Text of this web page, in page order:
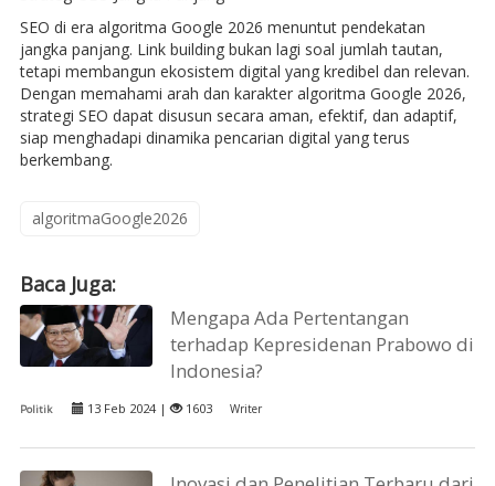
SEO di era algoritma Google 2026 menuntut pendekatan
jangka panjang. Link building bukan lagi soal jumlah tautan,
tetapi membangun ekosistem digital yang kredibel dan relevan.
Dengan memahami arah dan karakter algoritma Google 2026,
strategi SEO dapat disusun secara aman, efektif, dan adaptif,
siap menghadapi dinamika pencarian digital yang terus
berkembang.
algoritmaGoogle2026
Baca Juga:
Mengapa Ada Pertentangan
terhadap Kepresidenan Prabowo di
Indonesia?
Politik 13 Feb 2024 | 1603 Writer